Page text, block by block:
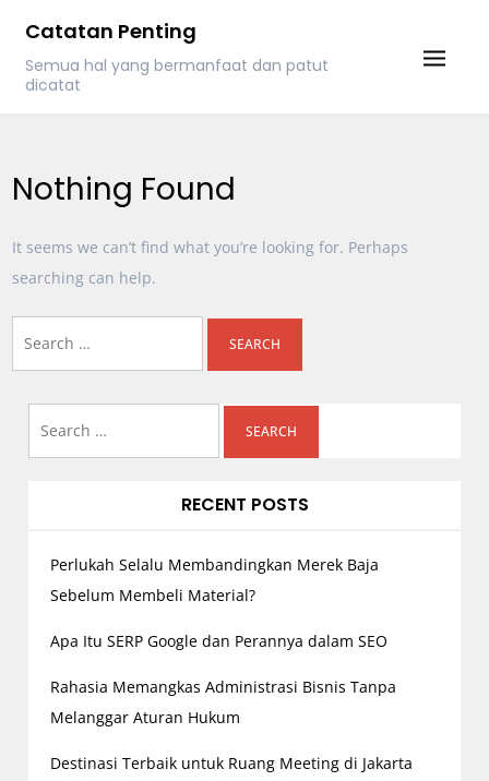
content
Catatan Penting
Semua hal yang bermanfaat dan patut
dicatat
Nothing Found
It seems we can’t find what you’re looking for. Perhaps
searching can help.
RECENT POSTS
Perlukah Selalu Membandingkan Merek Baja
Sebelum Membeli Material?
Apa Itu SERP Google dan Perannya dalam SEO
Rahasia Memangkas Administrasi Bisnis Tanpa
Melanggar Aturan Hukum
Destinasi Terbaik untuk Ruang Meeting di Jakarta